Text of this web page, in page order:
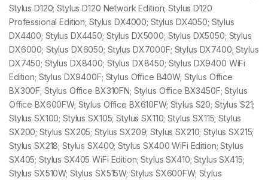
Stylus D120; Stylus D120 Network Edition; Stylus D120
Professional Edition; Stylus DX4000; Stylus DX4050; Stylus
DX4400; Stylus DX4450; Stylus DX5000; Stylus DX5050; Stylus
DX6000; Stylus DX6050; Stylus DX7000F; Stylus DX7400; Stylus
DX7450; Stylus DX8400; Stylus DX8450; Stylus DX9400 WiFi
Edition; Stylus DX9400F; Stylus Office B40W; Stylus Office
BX300F; Stylus Office BX310FN; Stylus Office BX3450F; Stylus
Office BX600FW; Stylus Office BX610FW; Stylus S20; Stylus S21;
Stylus SX100; Stylus SX105; Stylus SX110; Stylus SX115; Stylus
SX200; Stylus SX205; Stylus SX209; Stylus SX210; Stylus SX215;
Stylus SX218; Stylus SX400; Stylus SX400 WiFi Edition; Stylus
SX405; Stylus SX405 WiFi Edition; Stylus SX410; Stylus SX415;
Stylus SX510W; Stylus SX515W; Stylus SX600FW; Stylus